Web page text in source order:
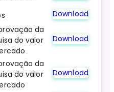
Download
da
do valor
Download
da
do valor
Download